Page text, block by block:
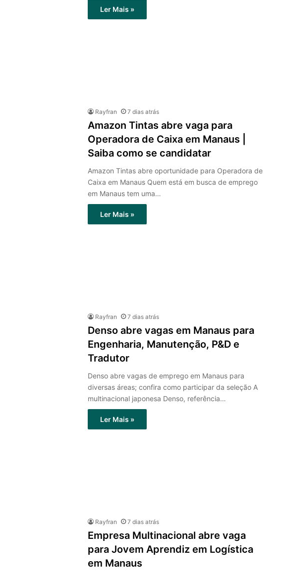
Ler Mais »
Rayfran 7 dias atrás
Amazon Tintas abre vaga para
Operadora de Caixa em Manaus |
Saiba como se candidatar
Amazon Tintas abre oportunidade para Operadora de
Caixa em Manaus Quem está em busca de emprego
em Manaus tem uma…
Ler Mais »
Rayfran 7 dias atrás
Denso abre vagas em Manaus para
Engenharia, Manutenção, P&D e
Tradutor
Denso abre vagas de emprego em Manaus para
diversas áreas; confira como participar da seleção A
multinacional japonesa Denso, referência…
Ler Mais »
Rayfran 7 dias atrás
Empresa Multinacional abre vaga
para Jovem Aprendiz em Logística
em Manaus